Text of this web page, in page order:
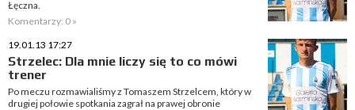
Łęczna.
Komentarzy: 0 »
19.01.13 17:27
Strzelec: Dla mnie liczy się to co mówi
trener
Po meczu rozmawialiśmy z Tomaszem Strzelcem, który w
drugiej połowie spotkania zagrał na prawej obronie